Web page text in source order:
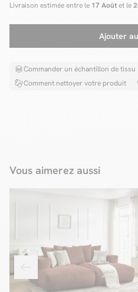
Livraison estimée entre le 17 Aoûtet le
Ajouter
Commander un échantillon de tissu
Comment nettoyer votre produit
Vous aimerez aussi